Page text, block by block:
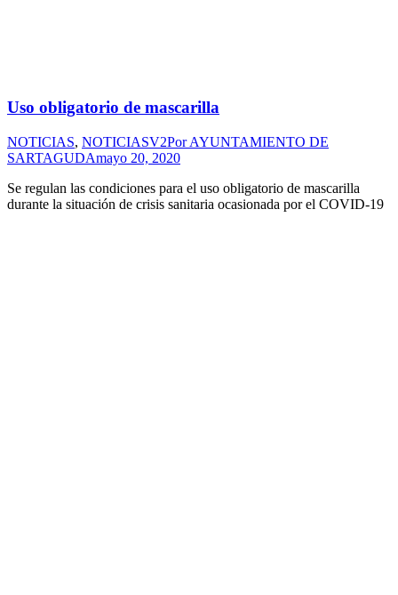
Uso obligatorio de mascarilla
NOTICIAS, NOTICIASV2PorAYUNTAMIENTO DE
SARTAGUDAmayo 20, 2020
Se regulan las condiciones para el uso obligatorio de mascarilla
durante la situación de crisis sanitaria ocasionada por el COVID-19